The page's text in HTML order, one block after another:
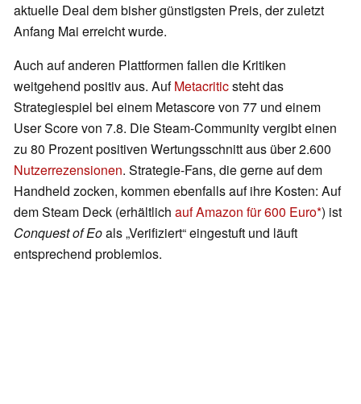
aktuelle Deal dem bisher günstigsten Preis, der zuletzt
Anfang Mai erreicht wurde.
Auch auf anderen Plattformen fallen die Kritiken
weitgehend positiv aus. AufMetacriticsteht das
Strategiespiel bei einem Metascore von 77 und einem
User Score von 7.8. Die Steam-Community vergibt einen
zu 80 Prozent positiven Wertungsschnitt aus über 2.600
Nutzerrezensionen. Strategie-Fans, die gerne auf dem
Handheld zocken, kommen ebenfalls auf ihre Kosten: Auf
dem Steam Deck (erhältlich auf Amazon für 600 Euro ) ist
Conquest of Eoals „Verifiziert“ eingestuft und läuft
entsprechend problemlos.